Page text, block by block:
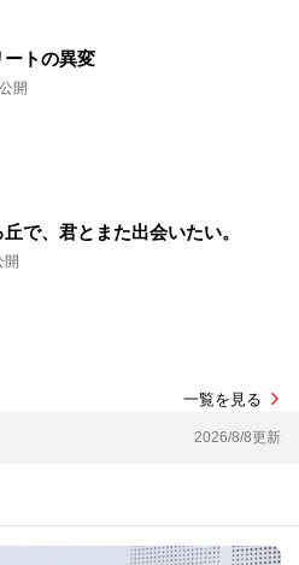
トの異変
開
で、君とまた出会いたい。
一覧を見る
2026/8/8更新